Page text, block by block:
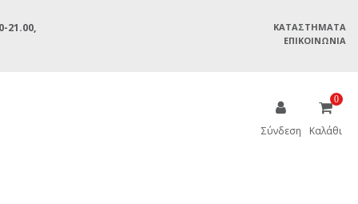
21.00,
ΚΑΤΑΣΤΉΜΑΤΑ
ΕΠΙΚΟΙΝΩΝΊΑ
Σύνδεση
0
Καλάθι